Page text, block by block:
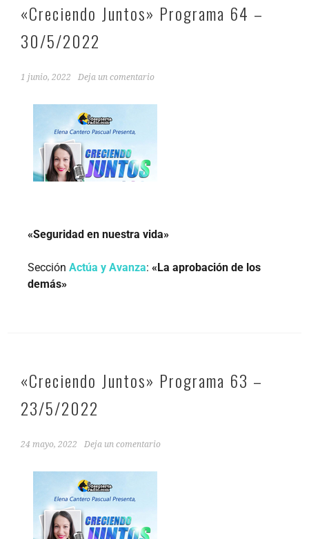
«Creciendo Juntos» Programa 64 –
30/5/2022
1 junio, 2022 Deja un comentario
«Seguridad en nuestra vida»
SecciónActúa y Avanza:«La aprobación de los
demás»
«Creciendo Juntos» Programa 63 –
23/5/2022
24 mayo, 2022 Deja un comentario